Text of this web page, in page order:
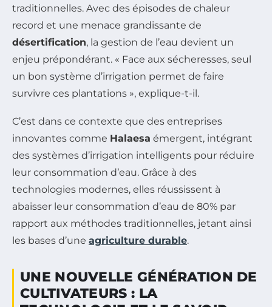
traditionnelles. Avec des épisodes de chaleur
record et une menace grandissante de
désertification, la gestion de l’eau devient un
enjeu prépondérant. « Face aux sécheresses, seul
un bon système d’irrigation permet de faire
survivre ces plantations », explique-t-il.
C’est dans ce contexte que des entreprises
innovantes comme Halaesa émergent, intégrant
des systèmes d’irrigation intelligents pour réduire
leur consommation d’eau. Grâce à des
technologies modernes, elles réussissent à
abaisser leur consommation d’eau de 80% par
rapport aux méthodes traditionnelles, jetant ainsi
les bases d’une agriculture durable.
UNE NOUVELLE GÉNÉRATION DE
CULTIVATEURS : LA